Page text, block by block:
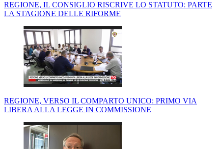
REGIONE, IL CONSIGLIO RISCRIVE LO STATUTO: PARTE
LA STAGIONE DELLE RIFORME
REGIONE, VERSO IL COMPARTO UNICO: PRIMO VIA
LIBERA ALLA LEGGE IN COMMISSIONE